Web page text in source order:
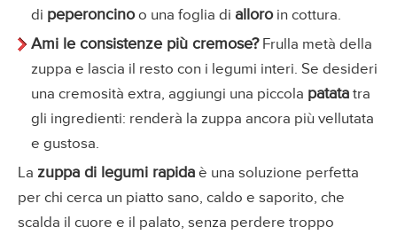
di peperoncinoo una foglia di alloroin cottura.
Ami le consistenze più cremose?Frulla metà della
zuppa e lascia il resto con i legumi interi. Se desideri
una cremosità extra, aggiungi una piccola patata tra
gli ingredienti: renderà la zuppa ancora più vellutata
e gustosa.
La zuppa di legumi rapida è una soluzione perfetta
per chi cerca un piatto sano, caldo e saporito, che
scalda il cuore e il palato, senza perdere troppo